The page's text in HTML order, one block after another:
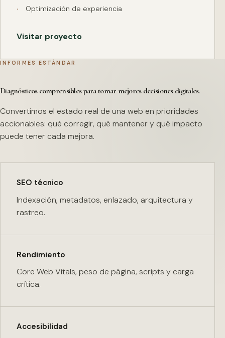
Optimización de experiencia
Visitar proyecto
INFORMES ESTÁNDAR
Diagnósticos comprensibles para tomar mejores decisiones digitales.
Convertimos el estado real de una web en prioridades
accionables: qué corregir, qué mantener y qué impacto
puede tener cada mejora.
SEO técnico
Indexación, metadatos, enlazado, arquitectura y
rastreo.
Rendimiento
Core Web Vitals, peso de página, scripts y carga
crítica.
Accesibilidad